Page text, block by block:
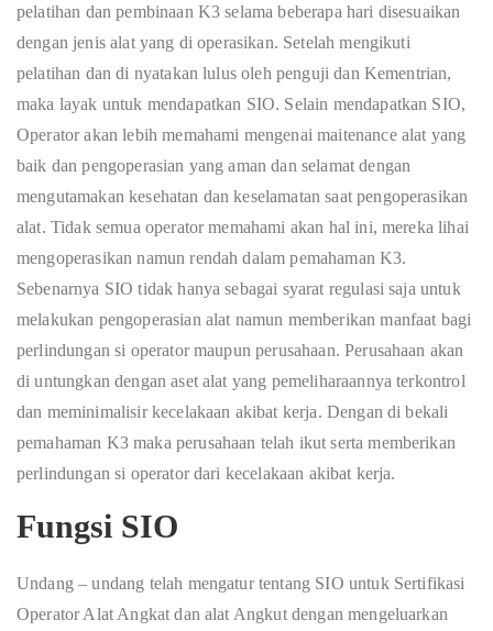
pelatihan dan pembinaan K3 selama beberapa hari disesuaikan
dengan jenis alat yang di operasikan. Setelah mengikuti
pelatihan dan di nyatakan lulus oleh penguji dan Kementrian,
maka layak untuk mendapatkan SIO. Selain mendapatkan SIO,
Operator akan lebih memahami mengenai maitenance alat yang
baik dan pengoperasian yang aman dan selamat dengan
mengutamakan kesehatan dan keselamatan saat pengoperasikan
alat. Tidak semua operator memahami akan hal ini, mereka lihai
mengoperasikan namun rendah dalam pemahaman K3.
Sebenarnya SIO tidak hanya sebagai syarat regulasi saja untuk
melakukan pengoperasian alat namun memberikan manfaat bagi
perlindungan si operator maupun perusahaan. Perusahaan akan
di untungkan dengan aset alat yang pemeliharaannya terkontrol
dan meminimalisir kecelakaan akibat kerja. Dengan di bekali
pemahaman K3 maka perusahaan telah ikut serta memberikan
perlindungan si operator dari kecelakaan akibat kerja.
Fungsi SIO
Undang – undang telah mengatur tentang SIO untuk Sertifikasi
Operator Alat Angkat dan alat Angkut dengan mengeluarkan